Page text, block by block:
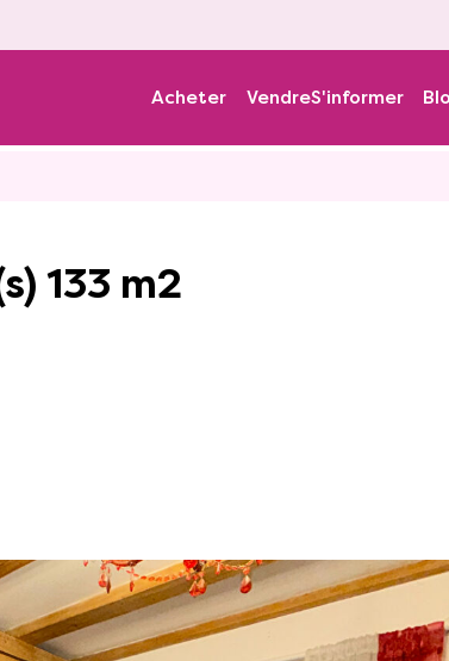
Acheter VendreS'informer
133 m2